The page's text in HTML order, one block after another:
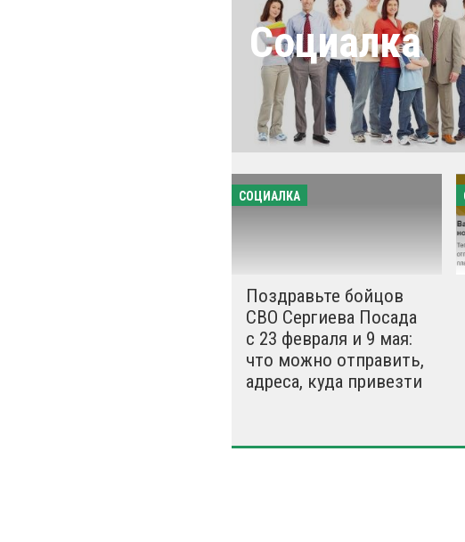
Социалка
СОЦИАЛКА
Поздравьте бойцов
СВО Сергиева Посада
с 23 февраля и 9 мая:
что можно отправить,
адреса, куда привезти